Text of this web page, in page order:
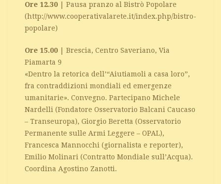
Ore 12.30 | Pausa pranzo al Bistrò Popolare
(http://www.cooperativalarete.it/index.php/bistro-
popolare)
Ore 15.00 | Brescia, Centro Saveriano, Via
Piamarta 9
«Dentro la retorica dell’“Aiutiamoli a casa loro”,
fra contraddizioni mondiali ed emergenze
umanitarie». Convegno. Partecipano Michele
Nardelli (Fondatore Osservatorio Balcani Caucaso
– Transeuropa), Giorgio Beretta (Osservatorio
Permanente sulle Armi Leggere – OPAL),
Francesca Mannocchi (giornalista e reporter),
Emilio Molinari (Contratto Mondiale sull’Acqua).
Coordina Agostino Zanotti.